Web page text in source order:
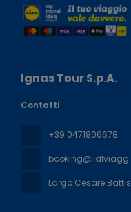
Ignas Tour S.p.A.
Contatti
+39 0471806678
Largo Cesare